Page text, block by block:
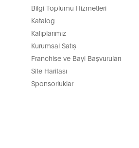
Bilgi Toplumu Hizmetleri
Katalog
Kalıplarımız
Kurumsal Satış
Franchise ve Bayi Başvuruları
Site Haritası
Sponsorluklar